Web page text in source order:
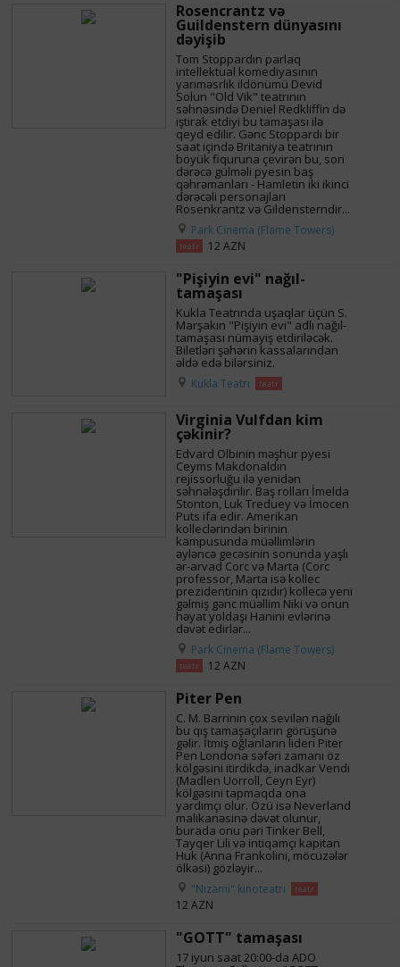
Rosencrantz və
Guildenstern dünyasını
dəyişib
Tom Stoppardın parlaq
intellektual komediyasının
yarıməsrlik ildönümü Devid
Solun "Old Vik" teatrının
səhnəsində Deniel Redkliffin də
iştirak etdiyi bu tamaşası ilə
qeyd edilir. Gənc Stoppardı bir
saat içində Britaniya teatrının
böyük fiquruna çevirən bu, son
dərəcə gülməli pyesin baş
qəhrəmanları - Hamletin iki ikinci
dərəcəli personajları
Rosenkrantz və Gildensterndir...
Park Cinema (Flame Towers)
teatr 12 AZN
"Pişiyin evi" nağıl-
tamaşası
Kukla Teatrında uşaqlar üçün S.
Marşakın "Pişiyin evi" adlı nağıl-
tamaşası nümayiş etdiriləcək.
Biletləri şəhərin kassalarından
əldə edə bilərsiniz.
Kukla Teatrı teatr
Virginia Vulfdan kim
çəkinir?
Edvard Olbinin məşhur pyesi
Ceyms Makdonaldın
rejissorluğu ilə yenidən
səhnələşdirilir. Baş rolları İmelda
Stonton, Luk Treduey və İmocen
Puts ifa edir. Amerikan
kolleclərindən birinin
kampusunda müəllimlərin
əyləncə gecəsinin sonunda yaşlı
ər-arvad Corc və Marta (Corc
professor, Marta isə kollec
prezidentinin qızıdır) kollecə yeni
gəlmiş gənc müəllim Niki və onun
həyat yoldaşı Hanini evlərinə
dəvət edirlər...
Park Cinema (Flame Towers)
teatr 12 AZN
Piter Pen
С. M. Barrinin çox sevilən nağılı
bu qış tamaşaçıların görüşünə
gəlir. İtmiş oğlanların lideri Piter
Pen Londona səfəri zamanı öz
kölgəsini itirdikdə, inadkar Vendi
(Madlen Uorroll, Ceyn Eyr)
kölgəsini tapmaqda ona
yardımçı olur. Özü isə Neverland
malikanəsinə dəvət olunur,
burada onu pəri Tinker Bell,
Tayqer Lili və intiqamçı kapitan
Huk (Anna Frankolini, möcüzələr
ölkəsi) gözləyir...
"Nizami" kinoteatrı teatr
12 AZN
"GOTT" tamaşası
17 iyun saat 20:00-da ADO